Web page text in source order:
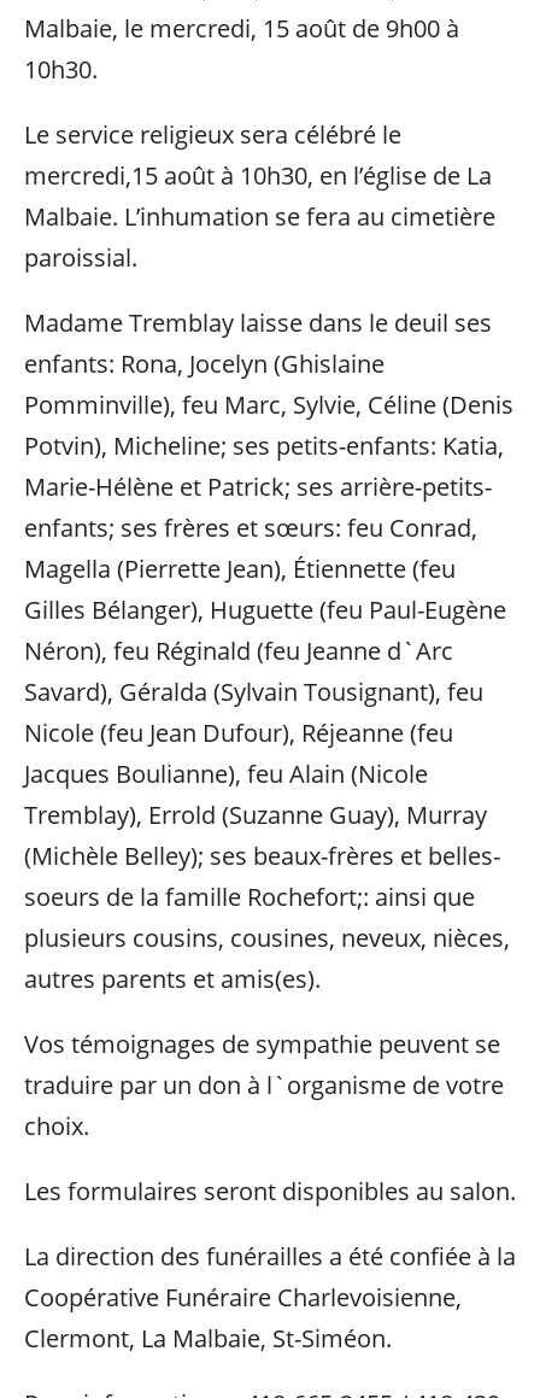
Malbaie, le mercredi, 15 août de 9h00 à
10h30.
Le service religieux sera célébré le
mercredi,15 août à 10h30, en l’église de La
Malbaie. L’inhumation se fera au cimetière
paroissial.
Madame Tremblay laisse dans le deuil ses
enfants: Rona, Jocelyn (Ghislaine
Pomminville), feu Marc, Sylvie, Céline (Denis
Potvin), Micheline; ses petits-enfants: Katia,
Marie-Hélène et Patrick; ses arrière-petits-
enfants; ses frères et sœurs: feu Conrad,
Magella (Pierrette Jean), Étiennette (feu
Gilles Bélanger), Huguette (feu Paul-Eugène
Néron), feu Réginald (feu Jeanne d`Arc
Savard), Géralda (Sylvain Tousignant), feu
Nicole (feu Jean Dufour), Réjeanne (feu
Jacques Boulianne), feu Alain (Nicole
Tremblay), Errold (Suzanne Guay), Murray
(Michèle Belley); ses beaux-frères et belles-
soeurs de la famille Rochefort;: ainsi que
plusieurs cousins, cousines, neveux, nièces,
autres parents et amis(es).
Vos témoignages de sympathie peuvent se
traduire par un don à l`organisme de votre
choix.
Les formulaires seront disponibles au salon.
La direction des funérailles a été confiée à la
Coopérative Funéraire Charlevoisienne,
Clermont, La Malbaie, St-Siméon.